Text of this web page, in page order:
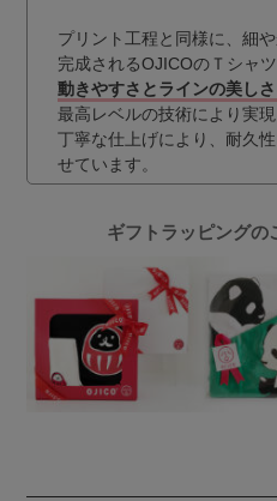
プリント工程と同様に、細
完成されるOJICOのＴシャツ
動きやすさとラインの美し
最高レベルの技術により実現
丁寧な仕上げにより、耐久
せています。
ギフトラッピングの